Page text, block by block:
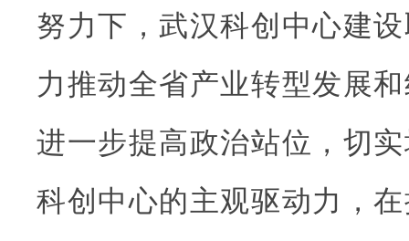
努力下，武汉科创中心建
力推动全省产业转型发展
进一步提高政治站位，切
科创中心的主观驱动力，